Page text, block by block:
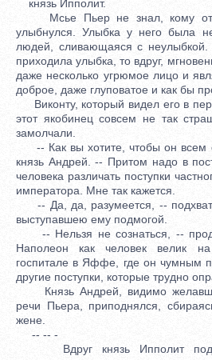
князь Ипполит.
Мсье Пьер не знал, кому
улыбнулся. Улыбка у него была
людей, сливающаяся с неулыбкой.
приходила улыбка, то вдруг,
даже несколько угрюмое лицо и
доброе, даже глуповатое и как бы
Виконту, который видел его в
этот якобинец совсем не так
замолчали.
-- Как вы хотите, чтобы он всем
князь Андрей. -- Притом надо в
человека различать поступки
императора. Мне так кажется.
-- Да, да, разумеется, --
выступавшею ему подмогой.
-- Нельзя не сознаться, --
Наполеон как человек велик
госпитале в Яффе, где он чумным
другие поступки, которые трудно
Князь Андрей, видимо
речи Пьера, приподнялся,
жене.
-- -- -
Вдруг князь Ипполит